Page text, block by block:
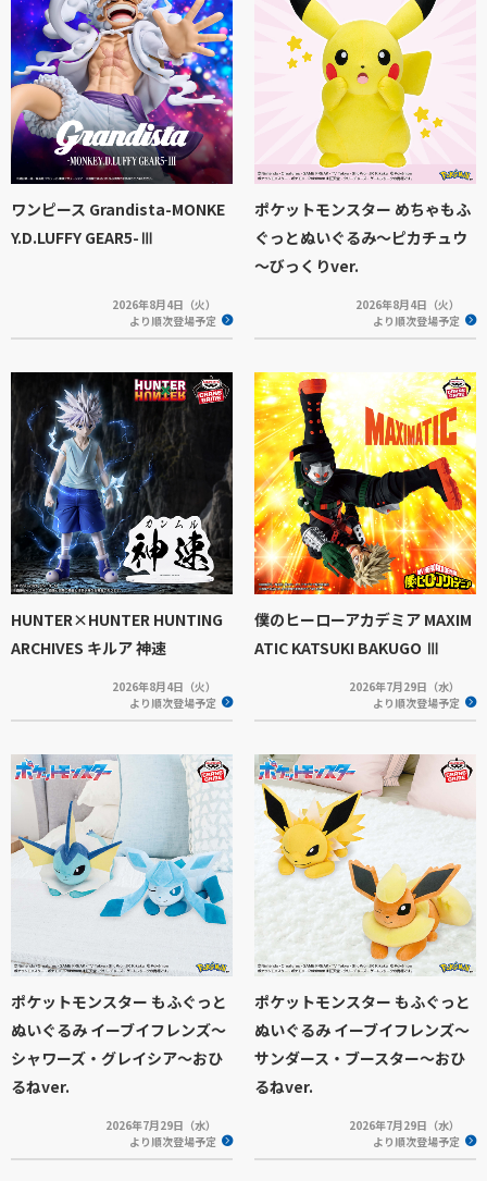
ワンピース Grandista-MONKE
Y.D.LUFFY GEAR5-Ⅲ
2026年8月4日（火）
より順次登場予定
ポケットモンスター めちゃもふ
ぐっとぬいぐるみ～ピカチュウ
～びっくりver.
2026年8月4日（火）
より順次登場予定
HUNTER×HUNTER HUNTING
ARCHIVES キルア 神速
2026年8月4日（火）
より順次登場予定
僕のヒーローアカデミア MAXIM
ATIC KATSUKI BAKUGO Ⅲ
2026年7月29日（水）
より順次登場予定
ポケットモンスター もふぐっと
ぬいぐるみ イーブイフレンズ～
シャワーズ・グレイシア～おひ
るねver.
2026年7月29日（水）
より順次登場予定
ポケットモンスター もふぐっと
ぬいぐるみ イーブイフレンズ～
サンダース・ブースター～おひ
るねver.
2026年7月29日（水）
より順次登場予定